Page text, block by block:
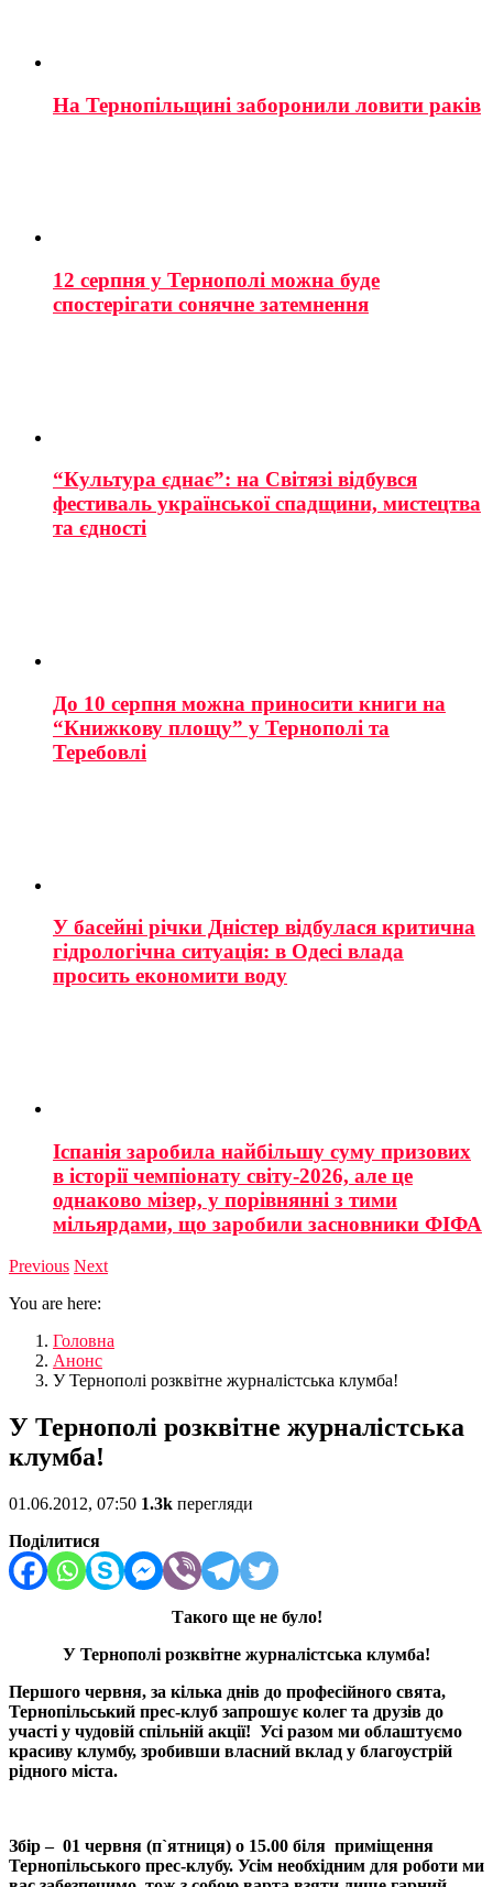
На Тернопільщині заборонили ловити раків
12 серпня у Тернополі можна буде
спостерігати сонячне затемнення
“Культура єднає”: на Світязі відбувся
фестиваль української спадщини, мистецтва
та єдності
До 10 серпня можна приносити книги на
“Книжкову площу” у Тернополі та
Теребовлі
У басейні річки Дністер відбулася критична
гідрологічна ситуація: в Одесі влада
просить економити воду
Іспанія заробила найбільшу суму призових
в історії чемпіонату світу-2026, але це
однаково мізер, у порівнянні з тими
мільярдами, що заробили засновники ФІФА
Previous Next
You are here:
Головна
Анонс
У Тернополі розквітне журналістська клумба!
У Тернополі розквітне журналістська
клумба!
01.06.2012, 07:50 1.3k перегляди
Поділитися
Такого ще не було!
У Тернополі розквітне журналістська клумба!
Першого червня, за кілька днів до професійного свята,
Тернопільський прес-клуб запрошує колег та друзів до
участі у чудовій спільній акції! Усі разом ми облаштуємо
красиву клумбу, зробивши власний вклад у благоустрій
рідного міста.
Збір – 01 червня (п`ятниця) о 15.00 біля приміщення
Тернопільського прес-клубу. Усім необхідним для роботи ми